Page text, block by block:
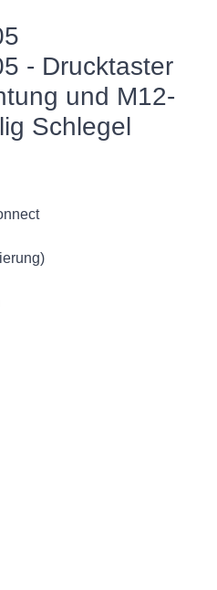
- Drucktaster
und M12-
Schlegel